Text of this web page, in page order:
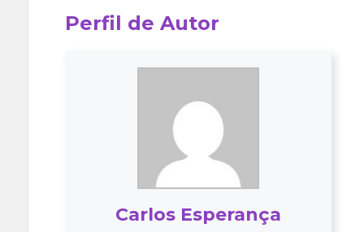
Perfil de Autor
Carlos Esperança